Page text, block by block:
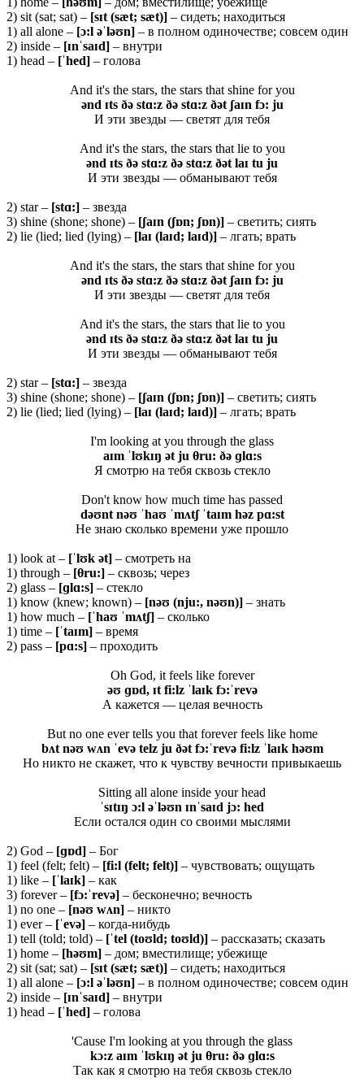
2) sit (sat; sat) – [sɪt (sæt; sæt)] – сидеть; находиться
1) all alone – [ɔ:l əˈləʊn] – в полном одиночестве; совсем один
2) inside – [ɪnˈsaɪd] – внутри
1) head – [ˈhed] – голова
And it's the stars, the stars that shine for you
ənd ɪts ðə stɑ:z ðə stɑ:z ðət ʃaɪn fɔ: ju
И эти звезды — светят для тебя
And it's the stars, the stars that lie to you
ənd ɪts ðə stɑ:z ðə stɑ:z ðət laɪ tu ju
И эти звезды — обманывают тебя
2) star – [stɑ:] – звезда
3) shine (shone; shone) – [ʃaɪn (ʃɒn; ʃɒn)] – светить; сиять
2) lie (lied; lied (lying) – [laɪ (laɪd; laɪd)] – лгать; врать
And it's the stars, the stars that shine for you
ənd ɪts ðə stɑ:z ðə stɑ:z ðət ʃaɪn fɔ: ju
И эти звезды — светят для тебя
And it's the stars, the stars that lie to you
ənd ɪts ðə stɑ:z ðə stɑ:z ðət laɪ tu ju
И эти звезды — обманывают тебя
2) star – [stɑ:] – звезда
3) shine (shone; shone) – [ʃaɪn (ʃɒn; ʃɒn)] – светить; сиять
2) lie (lied; lied (lying) – [laɪ (laɪd; laɪd)] – лгать; врать
I'm looking at you through the glass
aɪm ˈlʊkɪŋ ət ju θru: ðə ɡlɑ:s
Я смотрю на тебя сквозь стекло
Don't know how much time has passed
dəʊnt nəʊ ˈhaʊ ˈmʌtʃ ˈtaɪm həz pɑ:st
Не знаю сколько времени уже прошло
1) look at – [ˈlʊk ət] – смотреть на
1) through – [θru:] – сквозь; через
2) glass – [ɡlɑ:s] – стекло
1) know (knew; known) – [nəʊ (nju:, nəʊn)] – знать
1) how much – [ˈhaʊ ˈmʌtʃ] – сколько
1) time – [ˈtaɪm] – время
2) pass – [pɑ:s] – проходить
Oh God, it feels like forever
əʊ ɡɒd, ɪt fi:lz ˈlaɪk fɔ:ˈrevə
А кажется — целая вечность
But no one ever tells you that forever feels like home
bʌt nəʊ wʌn ˈevə telz ju ðət fɔ:ˈrevə fi:lz ˈlaɪk həʊm
Но никто не скажет, что к чувству вечности привыкаешь
Sitting all alone inside your head
ˈsɪtɪŋ ɔ:l əˈləʊn ɪnˈsaɪd jɔ: hed
Если остался один со своими мыслями
2) God – [ɡɒd] – Бог
1) feel (felt; felt) – [fi:l (felt; felt)] – чувствовать; ощущать
1) like – [ˈlaɪk] – как
3) forever – [fɔ:ˈrevə] – бесконечно; вечность
1) no one – [nəʊ wʌn] – никто
1) ever – [ˈevə] – когда-нибудь
1) tell (told; told) – [ˈtel (toʊld; toʊld)] – рассказать; сказать
1) home – [həʊm] – дом; вместилище; убежище
2) sit (sat; sat) – [sɪt (sæt; sæt)] – сидеть; находиться
1) all alone – [ɔ:l əˈləʊn] – в полном одиночестве; совсем один
2) inside – [ɪnˈsaɪd] – внутри
1) head – [ˈhed] – голова
'Cause I'm looking at you through the glass
kɔ:z aɪm ˈlʊkɪŋ ət ju θru: ðə ɡlɑ:s
Так как я смотрю на тебя сквозь стекло